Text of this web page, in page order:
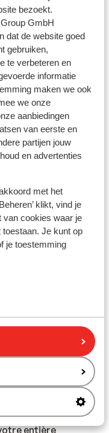
bezoekt.
GmbH
dat de website goed
gebruiken,
te verbeteren en
informatie
maken we ook
we onze
aanbiedingen
van eerste en
partijen jouw
en advertenties
met het
klikt, vind je
van cookies waar je
Je kunt op
je toestemming
(-1h).
possible de payer
îles Canaries.
5% à 10% de
Europe, la tension
nécessaire.
les services de
le 112.
passeport ou
validité. Vos
entière